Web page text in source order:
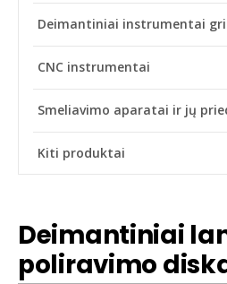
Deimantiniai instrumentai
CNC instrumentai
Smeliavimo aparatai ir jų
Kiti produktai
Deimantiniai
poliravimo